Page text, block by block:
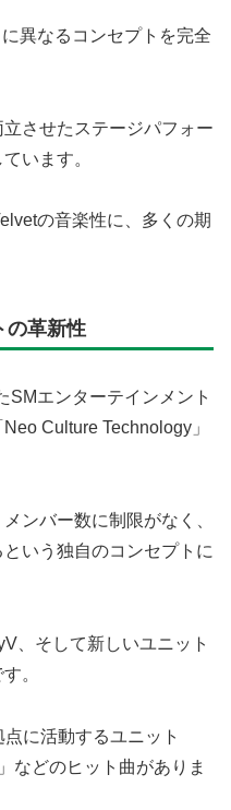
異なるコンセプトを完全
させたステージパフォー
います。
の音楽性に、多くの期
の革新性
SMエンターテインメント
Culture Technology」
ンバー数に制限がなく、
いう独自のコンセプトに
、そして新しいユニット
。
に活動するユニット
などのヒット曲がありま